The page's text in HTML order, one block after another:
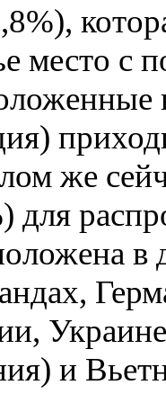
место с
же
для
в
и